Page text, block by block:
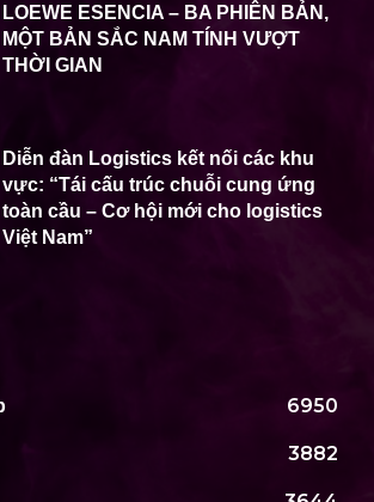
LOEWE ESENCIA – BA PHIÊN BẢN,
MỘT BẢN SẮC NAM TÍNH VƯỢT
THỜI GIAN
Diễn đàn Logistics kết nối các khu
vực: “Tái cấu trúc chuỗi cung ứng
toàn cầu – Cơ hội mới cho logistics
Việt Nam”
6950
3882